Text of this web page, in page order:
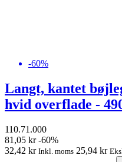
-60%
Langt, kantet
hvid overflade -
110.71.000
81,05 kr -60%
32,42 kr Inkl. moms 25,94 kr